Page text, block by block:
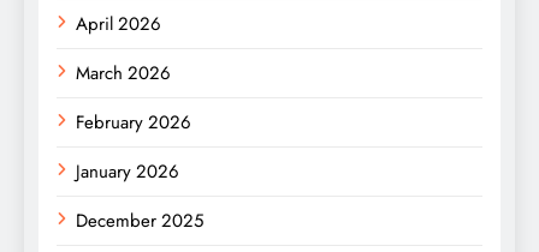
April 2026
March 2026
February 2026
January 2026
December 2025